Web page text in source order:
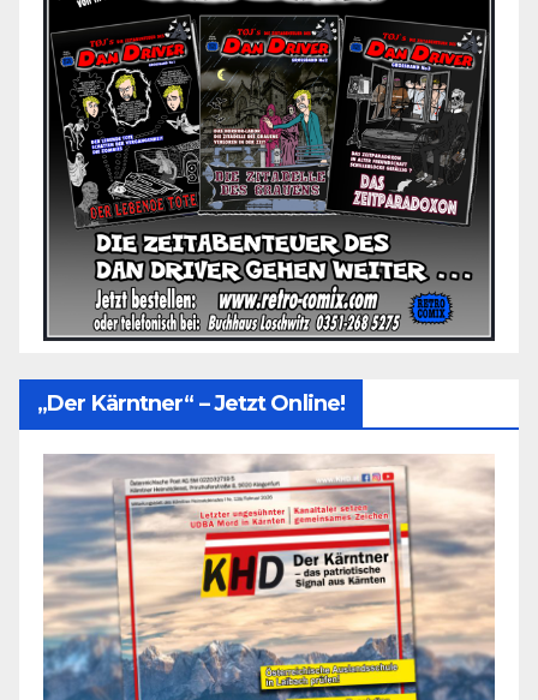
„Der Kärntner“ – Jetzt Online!